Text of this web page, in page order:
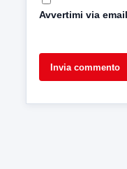
Avvertimi via